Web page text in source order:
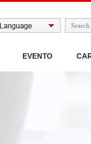
EVENTO